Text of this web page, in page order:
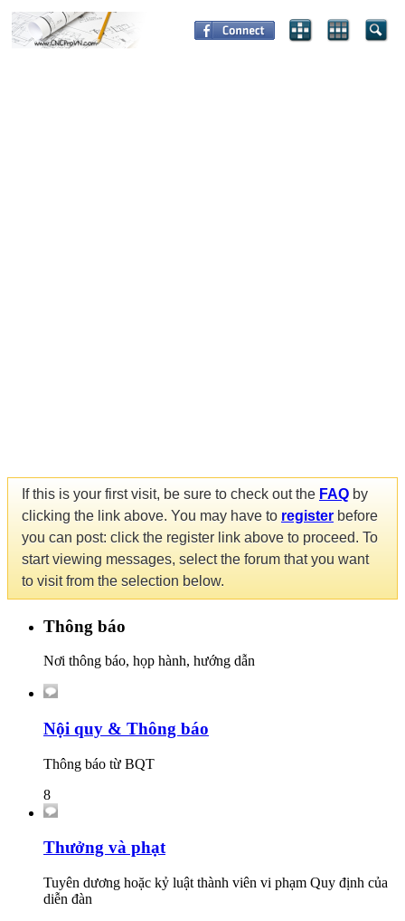
If this is your first visit, be sure to check out the FAQ by
clicking the link above. You may have to register before
you can post: click the register link above to proceed. To
start viewing messages, select the forum that you want
to visit from the selection below.
Thông báo
Nơi thông báo, họp hành, hướng dẫn
Nội quy & Thông báo
Thông báo từ BQT
8
Thưởng và phạt
Tuyên dương hoặc kỷ luật thành viên vi phạm Quy định của
diễn đàn